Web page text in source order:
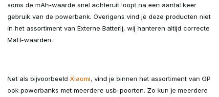
soms de mAh-waarde snel achteruit loopt na een aantal keer
gebruik van de powerbank. Overigens vind je deze producten niet
in het assortiment van Externe Batterij, wij hanteren altijd correcte
MaH-waarden.
Net als bijvoorbeeld Xiaomi, vind je binnen het assortiment van GP
ook powerbanks met meerdere usb-poorten. Zo kun je meerdere